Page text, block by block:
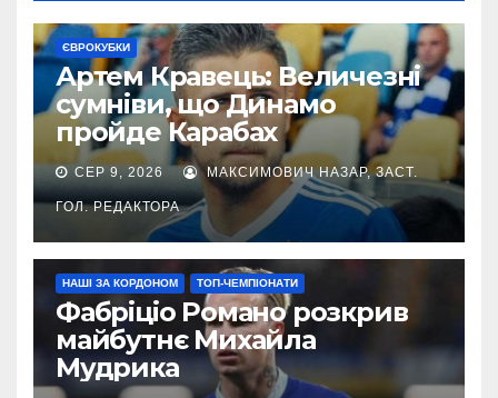
ЄВРОКУБКИ
Артем Кравець: Величезні
сумніви, що Динамо
пройде Карабах
СЕР 9, 2026 МАКСИМОВИЧ НАЗАР, ЗАСТ.
ГОЛ. РЕДАКТОРА
НАШІ ЗА КОРДОНОМ ТОП-ЧЕМПІОНАТИ
Фабріціо Романо розкрив
майбутнє Михайла
Мудрика